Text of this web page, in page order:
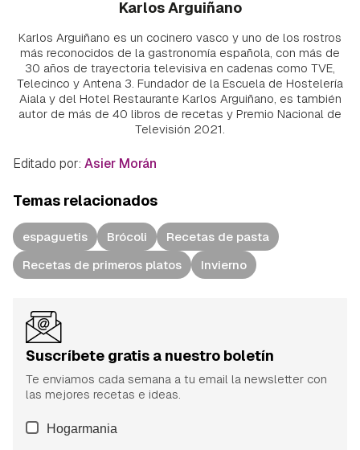
Karlos Arguiñano
Karlos Arguiñano es un cocinero vasco y uno de los rostros
más reconocidos de la gastronomía española, con más de
30 años de trayectoria televisiva en cadenas como TVE,
Telecinco y Antena 3. Fundador de la Escuela de Hostelería
Aiala y del Hotel Restaurante Karlos Arguiñano, es también
autor de más de 40 libros de recetas y Premio Nacional de
Televisión 2021.
Editado por: Asier Morán
Temas relacionados
espaguetis Brócoli
Recetas de pasta
Recetas de primeros platos
Invierno
Suscríbete gratis a nuestro boletín
Te enviamos cada semana a tu email la newsletter con
las mejores recetas e ideas.
Hogarmania